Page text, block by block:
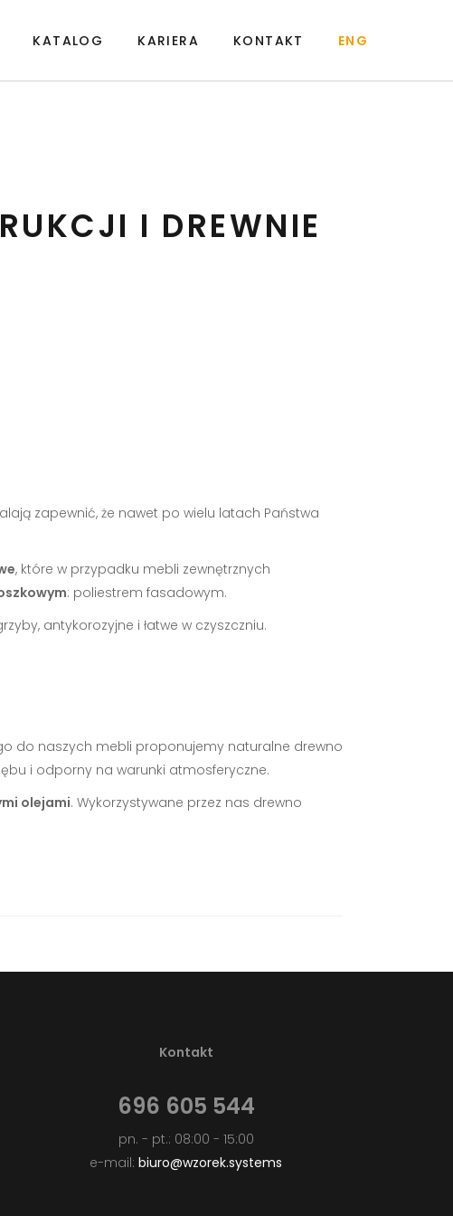
KATALOG KARIERA KONTAKT ENG
I DREWNIE
zapewnić, że nawet po wielu latach Państwa
, które w przypadku mebli zewnętrznych
: poliestrem fasadowym.
antykorozyjne i łatwe w czyszczniu.
do naszych mebli proponujemy naturalne drewno
i odporny na warunki atmosferyczne.
olejami. Wykorzystywane przez nas drewno
Kontakt
696 605 544
pn. - pt.: 08:00 - 15:00
e-mail:biuro@wzorek.systems